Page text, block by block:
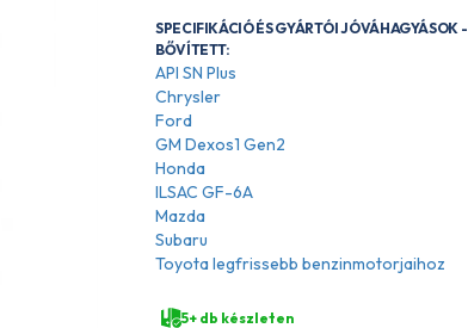
SPECIFIKÁCIÓ ÉS GYÁRTÓI JÓVÁHAGYÁSOK -
BŐVÍTETT:
API SN Plus
Chrysler
Ford
GM Dexos1 Gen2
Honda
ILSAC GF-6A
Mazda
Subaru
Toyota legfrissebb benzinmotorjaihoz
5+ db készleten